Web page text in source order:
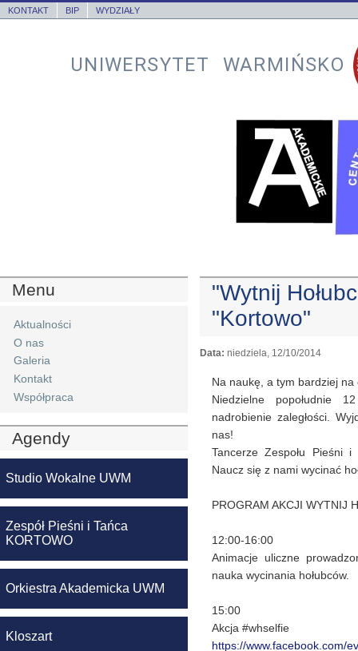
KONTAKT BIP WYDZIAŁY
UNIWERSYTET WARMIŃSKO
Menu
Aktualności
O nas
Galeria
Kontakt
Współpraca
Agendy
Studio Wokalne UWM
Zespół Pieśni i Tańca
KORTOWO
Orkiestra Akademicka UWM
Kloszart
"Wytnij
"Kortowo"
Data:niedziela, 12/10/2014
Na naukę, a tym bardziej
Niedzielne popołudnie
nadrobienie zaległości.
nas!
Tancerze Zespołu Pieśni
Naucz się z nami wycinać
PROGRAM AKCJI WYTNIJ
12:00-16:00
Animacje uliczne
nauka wycinania hołubców.
15:00
Akcja #whselfie
https://www.facebook.com/